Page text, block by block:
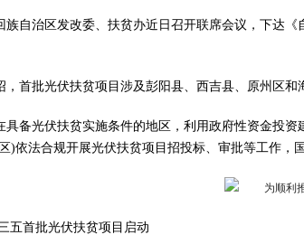
自治区发改委、扶贫办近日召开联席会议，下达
首批光伏扶贫项目涉及彭阳县、西吉县、原州区和
备光伏扶贫实施条件的地区，利用政府性资金投
)依法合规开展光伏扶贫项目招投标、审批等工作，
五首批光伏扶贫项目启动